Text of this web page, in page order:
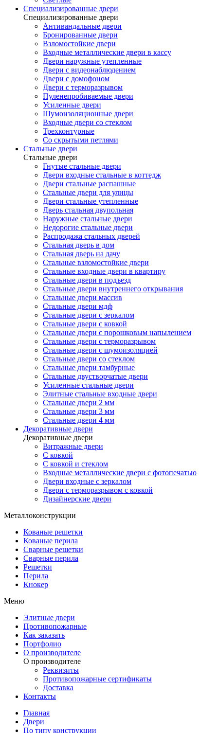
Специализированные двери
Специализированные двери
Антивандальные двери
Бронированные двери
Взломостойкие двери
Входные металлические двери в кассу
Двери наружные утепленные
Двери с видеонаблюдением
Двери с домофоном
Двери с терморазрывом
Пуленепробиваемые двери
Усиленные двери
Шумоизоляционные двери
Входные двери со стеклом
Трехконтурные
Со скрытыми петлями
Стальные двери
Стальные двери
Гнутые стальные двери
Двери входные стальные в коттедж
Двери стальные распашные
Стальные двери для улицы
Двери стальные утепленные
Дверь стальная двупольная
Наружные стальные двери
Недорогие стальные двери
Распродажа стальных дверей
Стальная дверь в дом
Стальная дверь на дачу
Стальные взломостойкие двери
Стальные входные двери в квартиру
Стальные двери в подъезд
Стальные двери внутреннего открывания
Стальные двери массив
Стальные двери мдф
Стальные двери с зеркалом
Стальные двери с ковкой
Стальные двери с порошковым напылением
Стальные двери с терморазрывом
Стальные двери с шумоизоляцией
Стальные двери со стеклом
Стальные двери тамбурные
Стальные двустворчатые двери
Усиленные стальные двери
Элитные стальные входные двери
Стальные двери 2 мм
Стальные двери 3 мм
Стальные двери 4 мм
Декоративные двери
Декоративные двери
Витражные двери
С ковкой
С ковкой и стеклом
Входные металлические двери с фотопечатью
Двери входные с зеркалом
Двери с терморазрывом с ковкой
Дизайнерские двери
Металлоконструкции
Кованые решетки
Кованые перила
Сварные решетки
Сварные перила
Решетки
Перила
Кнокер
Меню
Элитные двери
Противопожарные
Как заказать
Портфолио
О производителе
О производителе
Реквизиты
Противопожарные сертификаты
Доставка
Контакты
Главная
Двери
По типу конструкции